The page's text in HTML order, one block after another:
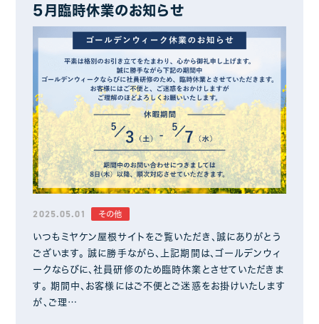
5月臨時休業のお知らせ
2025.05.01 その他
いつもミヤケン屋根サイトをご覧いただき、誠にありがとう
ございます。 誠に勝手ながら、上記期間は、ゴールデンウィ
ークならびに、社員研修のため臨時休業とさせていただきま
す。 期間中、お客様にはご不便とご迷惑をお掛けいたします
が、ご理…